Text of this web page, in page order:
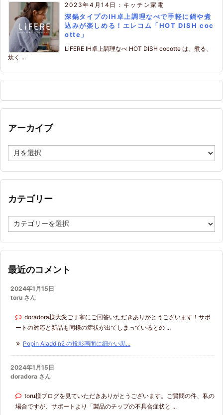
2023年4月14日 : キッチン家電
深鍋タイプのIH卓上調理なべで手軽に鍋や煮
込みが楽しめる！エレコム「HOT DISH coc
otte」
LiFERE IH卓上調理なべ HOT DISH cocotte は、煮る、
炊く ...
アーカイブ
ー
イ
カテゴリー
テ
リ
最近のコメント
2024年1月15日
toru さん
doradora様大変ご丁寧にご回答いただきありがとうございます！サポ
ートの対応と新品も同様の症状が出てしまっているとの ...
Popin Aladdin2 の投影画面に細かい黒...
2024年1月15日
doradora さん
toru様ブログを見ていただきありがとうございます。ご質問の件、私の
場合ですが、サポートより「製品のチップの不具合症状と ...